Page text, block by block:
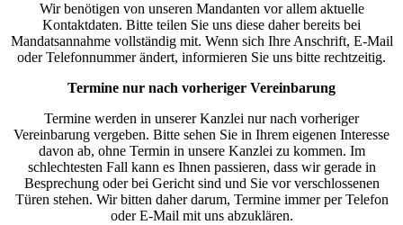
Wir benötigen von unseren Mandanten vor allem aktuelle
Kontaktdaten. Bitte teilen Sie uns diese daher bereits bei
Mandatsannahme vollständig mit. Wenn sich Ihre Anschrift, E-Mail
oder Telefonnummer ändert, informieren Sie uns bitte rechtzeitig.
Termine nur nach vorheriger Vereinbarung
Termine werden in unserer Kanzlei nur nach vorheriger
Vereinbarung vergeben. Bitte sehen Sie in Ihrem eigenen Interesse
davon ab, ohne Termin in unsere Kanzlei zu kommen. Im
schlechtesten Fall kann es Ihnen passieren, dass wir gerade in
Besprechung oder bei Gericht sind und Sie vor verschlossenen
Türen stehen. Wir bitten daher darum, Termine immer per Telefon
oder E-Mail mit uns abzuklären.